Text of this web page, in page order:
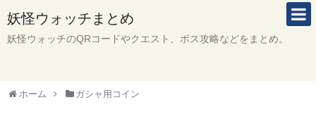
妖怪ウォッチまとめ
妖怪ウォッチのQRコードやクエスト、ボス攻略などをまとめ。
ホーム ガシャ用コイン